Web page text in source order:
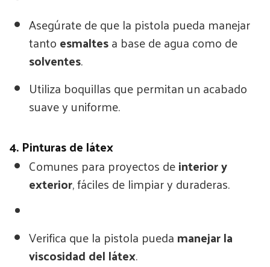
Asegúrate de que la pistola pueda manejar
tantoesmaltesa base de agua como de
solventes.
Utiliza boquillas que permitan un acabado
suave y uniforme.
4. Pinturas de látex
Comunes para proyectos deinterior y
exterior, fáciles de limpiar y duraderas.
Verifica que la pistola puedamanejar la
viscosidad del látex.